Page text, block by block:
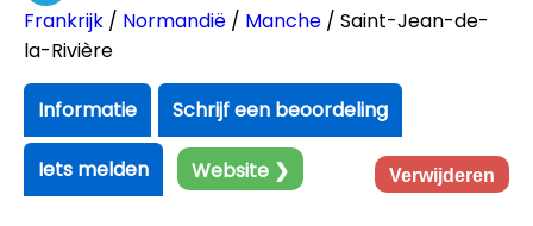
Frankrijk / Normandië / Manche / Saint-Jean-de-
la-Rivière
Informatie Schrijf een beoordeling
Iets melden Website ❯ Verwijderen